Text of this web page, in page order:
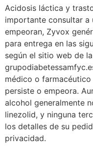
Acidosis láctica y
importante consultar a
empeoran, Zyvox
para entrega en las
según el sitio web de
médico o
persiste o empeora.
alcohol generalmente
linezolid, y ninguna
los detalles de su
privacidad.